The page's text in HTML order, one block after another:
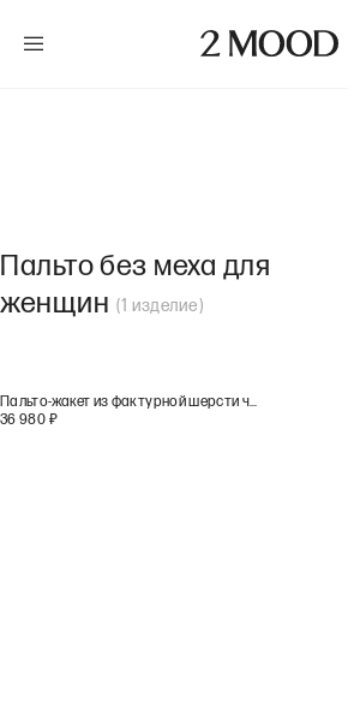
Пальто без меха для
женщин (1 изделие )
Пальто-жакет из фактурной шерсти черного цвета
36 980 ₽